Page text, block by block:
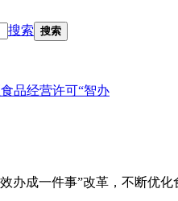
搜索 搜索
品经营许可“智办
成一件事”改革，不断优化